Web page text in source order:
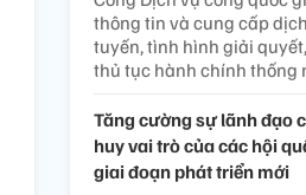
thông tin và cung cấp
tuyến, tình hình giải
thủ tục hành chính thống
Tăng cường sự lãnh đạo
huy vai trò của các hội
giai đoạn phát triển mới